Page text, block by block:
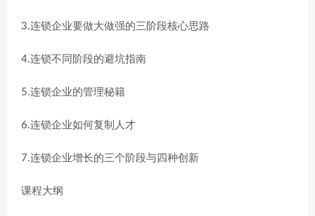
3.连锁企业要做大做强的三阶段核心思路
4.连锁不同阶段的避坑指南
5.连锁企业的管理秘籍
6.连锁企业如何复制人才
7.连锁企业增长的三个阶段与四种创新
课程大纲